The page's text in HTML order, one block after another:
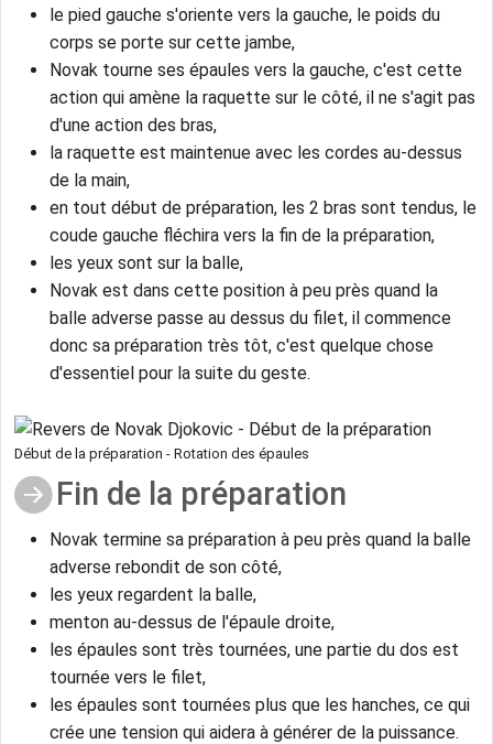
le pied gauche s'oriente vers la gauche, le poids du
corps se porte sur cette jambe,
Novak tourne ses épaules vers la gauche, c'est cette
action qui amène la raquette sur le côté, il ne s'agit pas
d'une action des bras,
la raquette est maintenue avec les cordes au-dessus
de la main,
en tout début de préparation, les 2 bras sont tendus, le
coude gauche fléchira vers la fin de la préparation,
les yeux sont sur la balle,
Novak est dans cette position à peu près quand la
balle adverse passe au dessus du filet, il commence
donc sa préparation très tôt, c'est quelque chose
d'essentiel pour la suite du geste.
Début de la préparation - Rotation des épaules
Fin de la préparation
Novak termine sa préparation à peu près quand la balle
adverse rebondit de son côté,
les yeux regardent la balle,
menton au-dessus de l'épaule droite,
les épaules sont très tournées, une partie du dos est
tournée vers le filet,
les épaules sont tournées plus que les hanches, ce qui
crée une tension qui aidera à générer de la puissance.